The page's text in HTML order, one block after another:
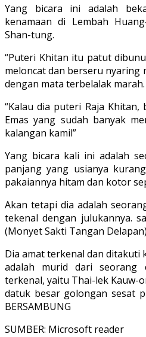
Yang bicara ini adalah
kenamaan di Lembah
Shan-tung.
“Puteri Khitan itu patut
meloncat dan ber­seru nyaring
dengan mata terbelalak marah.
“Kalau dia puteri Raja
Emas yang sudah banyak
ka­langan kamil”
Yang bicara kali ini adalah
panjang yang usianya
pakaiannya hitam dan kotor
Akan tetapi dia adalah
tekenal dengan julukannya.
(Monyet Sakti Tangan
Dia amat terkenal dan ditakuti
adalah murid dari se­orang
terkenal, yaitu Thai-lek Kauw-
datuk besar golongan sesat
BERSAMBUNG
SUMBER: Microsoft reader